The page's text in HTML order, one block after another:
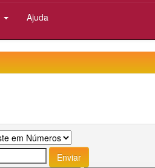
Ajuda